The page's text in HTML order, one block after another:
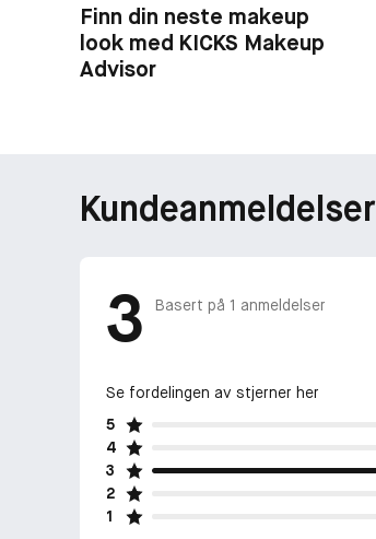
Finn din neste makeup
look med KICKS Makeup
Advisor
Kundeanmeldelser
3 Basert på 1 anmeldelser
Se fordelingen av stjerner her
5
4
3
2
1